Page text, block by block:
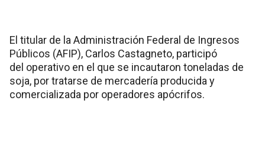
El titular de la Administración Federal de Ingresos
Públicos (AFIP), Carlos Castagneto, participó
del operativo en el que se incautaron toneladas de
soja, por tratarse de mercadería producida y
comercializada por operadores apócrifos.